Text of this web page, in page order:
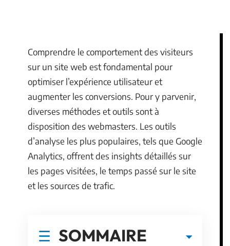
Comprendre le comportement des visiteurs
sur un site web est fondamental pour
optimiser l’expérience utilisateur et
augmenter les conversions. Pour y parvenir,
diverses méthodes et outils sont à
disposition des webmasters. Les outils
d’analyse les plus populaires, tels que Google
Analytics, offrent des insights détaillés sur
les pages visitées, le temps passé sur le site
et les sources de trafic.
SOMMAIRE